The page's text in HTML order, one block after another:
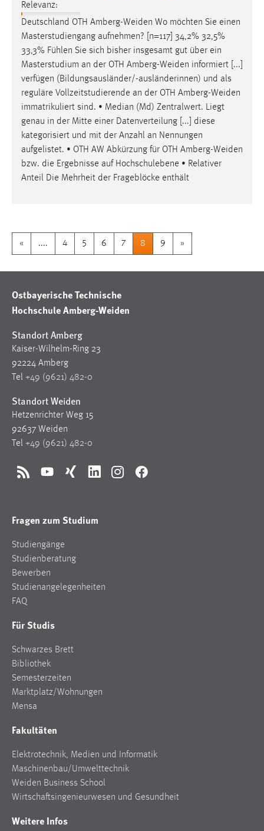
Relevanz:
Deutschland OTH Amberg-Weiden Wo möchten Sie einen
Masterstudiengang aufnehmen? [n=117] 34,2% 32,5%
33,3% Fühlen Sie sich bisher insgesamt gut über ein
Masterstudium an der OTH Amberg-Weiden informiert [...]
verfügen (Bildungsausländer/-ausländerinnen) und als
reguläre Vollzeitstudierende an der OTH Amberg-Weiden
immatrikuliert sind. • Median (Md) Zentralwert. Liegt
genau in der Mitte einer Datenverteilung [...] diese
kategorisiert und mit der Anzahl an Nennungen
aufgelistet. • OTH AW Abkürzung für OTH Amberg-Weiden
bzw. die Ergebnisse auf Hochschulebene • Relativer
Anteil Die Mehrheit der Frageblöcke enthält
« .... 4 5 6 7 8 9 »
Ostbayerische Technische
Hochschule Amberg-Weiden
Standort Amberg
Kaiser-Wilhelm-Ring 23
92224 Amberg
Tel +49 (9621) 482-0
Standort Weiden
Hetzenrichter Weg 15
92637 Weiden
Tel +49 (9621) 482-0
RSS YouTubeXing LinkedInInstagramFacebook
Fragen zum Studium
Studiengänge
Studienberatung
Bewerben
Studienangelegenheiten
FAQ
Für Studis
Schwarzes Brett
Bibliothek
Semesterzeiten
Marktplatz/Wohnungen
Mensa
Fakultäten
Elektrotechnik, Medien und Informatik
Maschinenbau/Umwelttechnik
Weiden Business School
Wirtschaftsingenieurwesen und Gesundheit
Weitere Infos